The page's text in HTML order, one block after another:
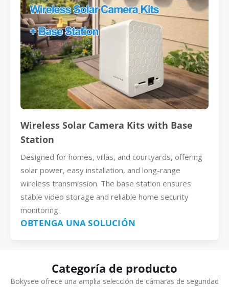
Wireless Solar Camera Kits with Base
Station
Designed for homes, villas, and courtyards, offering
solar power, easy installation, and long-range
wireless transmission. The base station ensures
stable video storage and reliable home security
monitoring.
OBTENGA UNA SOLUCIÓN
Categoría de producto
Bokysee ofrece una amplia selección de cámaras de seguridad